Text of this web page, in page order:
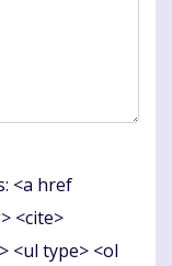
<a href
<cite>
<ul type> <ol